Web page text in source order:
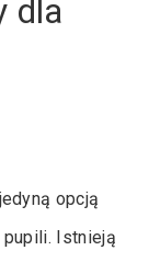
dla
opcją
Istnieją